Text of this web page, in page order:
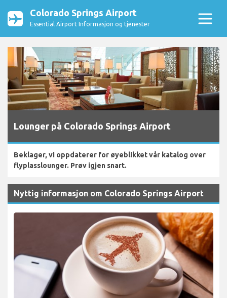
Colorado Springs Airport
Essential Airport Informasjon og tjenester
Lounger på Colorado Springs Airport
Beklager, vi oppdaterer for øyeblikket vår katalog over
flyplasslounger. Prøv igjen snart.
Nyttig informasjon om Colorado Springs Airport